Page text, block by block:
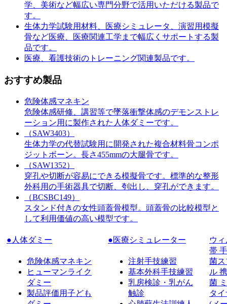
学、美術など幅広い専門分野で活用いただける製品で
す。
生体力学試験用材料、医療シミュレータ、演習用模擬
骨など医療、医療関連工学まで幅広くサポートする製
品です。
医療、看護技術のトレーニング関連製品です。
おすすめ製品
危険体感マネキン
危険体感研修、講習等で墜落衝撃体感のデモンストレ
ーション用に製作された人体ダミーです。
（SAW3403）
生体力学の代替試験用に開発された複合材料骨コンポ
ジットボーン。長さ455mmの大腿骨です。
（SAW1352）
穿孔や切断が容易にできる模擬骨です。標準的な整形
外科用の手術器具で切断、刳出し、穿孔ができます。
（BCSBC149）
スタンド付きの女性頭蓋骨模型。頭蓋骨の比較模型と
して利用価値の高い模型です。
●人体ダミー
危険体感マネキン
ヒューマンライク
ダミー
製品評価用子ども
●医療シミュレーター
注射手技練習
基本外科手技練習
乳房検診・乳がん
触診
ウ
帯
菌
ル
菌
タ